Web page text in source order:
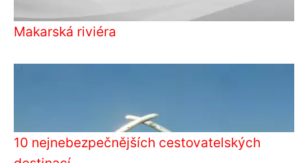
Makarská riviéra
10 nejnebezpečnějších cestovatelských